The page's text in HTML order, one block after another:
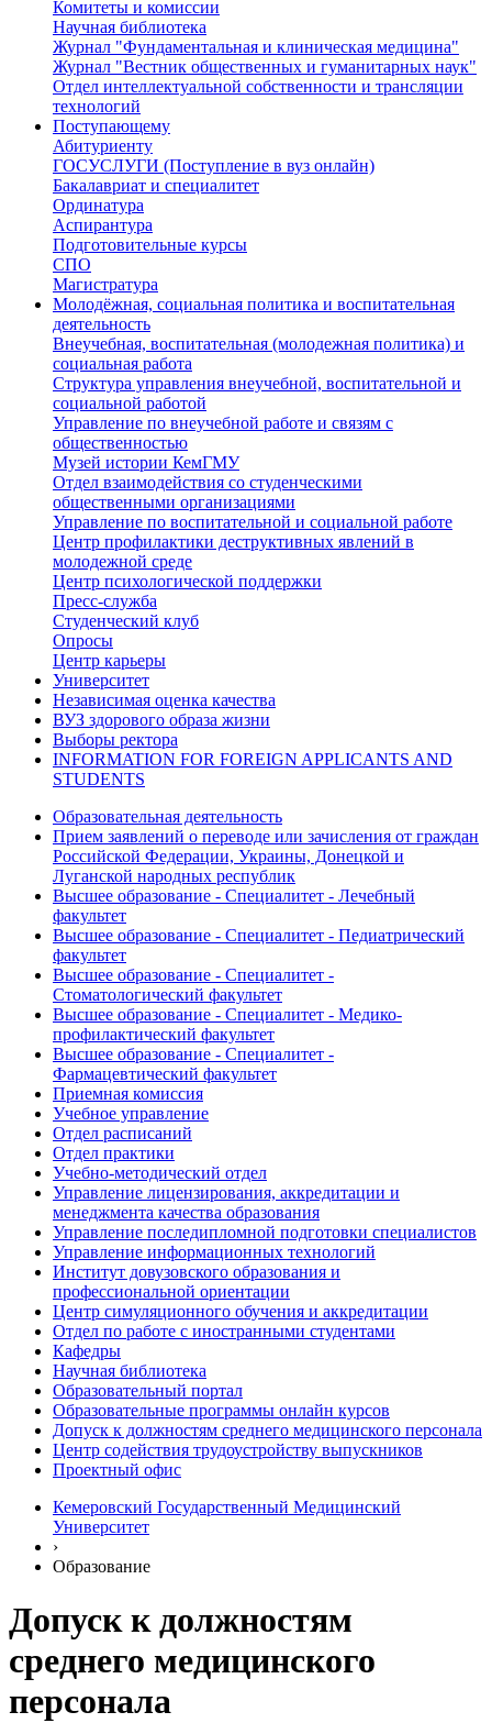
Комитеты и комиссии
Научная библиотека
Журнал "Фундаментальная и клиническая медицина"
Журнал "Вестник общественных и гуманитарных наук"
Отдел интеллектуальной собственности и трансляции
технологий
Поступающему
Абитуриенту
ГОСУСЛУГИ (Поступление в вуз онлайн)
Бакалавриат и специалитет
Ординатура
Аспирантура
Подготовительные курсы
СПО
Магистратура
Молодёжная, социальная политика и воспитательная
деятельность
Внеучебная, воспитательная (молодежная политика) и
социальная работа
Структура управления внеучебной, воспитательной и
социальной работой
Управление по внеучебной работе и связям с
общественностью
Музей истории КемГМУ
Отдел взаимодействия со студенческими
общественными организациями
Управление по воспитательной и социальной работе
Центр профилактики деструктивных явлений в
молодежной среде
Центр психологической поддержки
Пресс-служба
Студенческий клуб
Опросы
Центр карьеры
Университет
Независимая оценка качества
ВУЗ здорового образа жизни
Выборы ректора
INFORMATION FOR FOREIGN APPLICANTS AND
STUDENTS
Образовательная деятельность
Прием заявлений о переводе или зачисления от граждан
Российской Федерации, Украины, Донецкой и
Луганской народных республик
Высшее образование - Специалитет - Лечебный
факультет
Высшее образование - Специалитет - Педиатрический
факультет
Высшее образование - Специалитет -
Стоматологический факультет
Высшее образование - Специалитет - Медико-
профилактический факультет
Высшее образование - Специалитет -
Фармацевтический факультет
Приемная комиссия
Учебное управление
Отдел расписаний
Отдел практики
Учебно-методический отдел
Управление лицензирования, аккредитации и
менеджмента качества образования
Управление последипломной подготовки специалистов
Управление информационных технологий
Институт довузовского образования и
профессиональной ориентации
Центр симуляционного обучения и аккредитации
Отдел по работе с иностранными студентами
Кафедры
Научная библиотека
Образовательный портал
Образовательные программы онлайн курсов
Допуск к должностям среднего медицинского персонала
Центр содействия трудоустройству выпускников
Проектный офис
Кемеровский Государственный Медицинский
Университет
›
Образование
Допуск к должностям
среднего медицинского
персонала